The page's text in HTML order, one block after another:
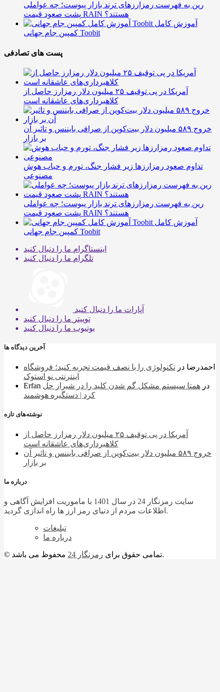
رین به فهرست رمزارزهای ترند بازار پیوست؛ چه عواملی
پشت صعود قیمت RAIN هستند؟
آموزش کامل
کمپین جام جهانی Toobit
پست های تصادفی
آمریکا در پی توقیف ۲۵ میلیون دلار رمزارز حاصل از
کلاهبرداری‌های عاشقانه است
خروج ۵۸۹ میلیون دلار بیت‌کوین از صرافی بایننس و تاثیر آن
بر بازار
تداوم صعود رمزارزها زیر فشار جنگ، تورم و حباب هوش
مصنوعی
رین به فهرست رمزارزهای ترند بازار پیوست؛ چه عواملی
پشت صعود قیمت RAIN هستند؟
آموزش کامل
کمپین جام جهانی Toobit
اینستاگرام ما را دنبال کنید
تلگرام ما را دنبال کنید
آپارات ما را دنبال کنید
توییتر ما را دنبال کنید
یوتیوب ما را دنبال کنید
آخرین دیدگاه ها
احمدرضا در تکنولوژی را با نصف قیمت تجربه کنید؛ فروشگاه
اینترنتی نو استوک
Erfan
در همتا سیستم مشکل گم شدن کلید را در شیراز حل
کرد | دستگیره هوشمند
نوشته‌های تازه
آمریکا در پی توقیف ۲۵ میلیون دلار رمزارز حاصل از
کلاهبرداری‌های عاشقانه است
خروج ۵۸۹ میلیون دلار بیت‌کوین از صرافی بایننس و تاثیر آن
بر بازار
درباره ما
سایت رمزنگار 24 در سال 1401 با ماموریت افزایش آگاهی و
اطلاعات مردم از دنیای رمز ارز ها راه اندازی گردید.
تبلیغات
درباره ما
© تمامی حقوق برای رمزنگار 24 محفوظ می باشد.